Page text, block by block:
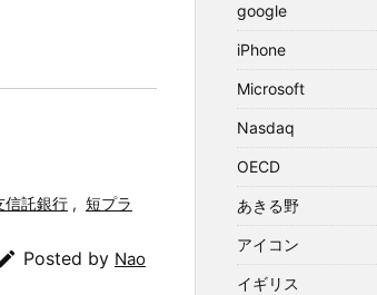
信託銀行 , 短プラ
Posted by Nao
google
iPhone
Microsoft
Nasdaq
OECD
あきる野
アイコン
イギリス